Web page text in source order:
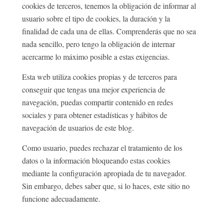
cookies de terceros, tenemos la obligación de informar al
usuario sobre el tipo de cookies, la duración y la
finalidad de cada una de ellas. Comprenderás que no sea
nada sencillo, pero tengo la obligación de internar
acercarme lo máximo posible a estas exigencias.
Esta web utiliza cookies propias y de terceros para
conseguir que tengas una mejor experiencia de
navegación, puedas compartir contenido en redes
sociales y para obtener estadísticas y hábitos de
navegación de usuarios de este blog.
Como usuario, puedes rechazar el tratamiento de los
datos o la información bloqueando estas cookies
mediante la configuración apropiada de tu navegador.
Sin embargo, debes saber que, si lo haces, este sitio no
funcione adecuadamente.